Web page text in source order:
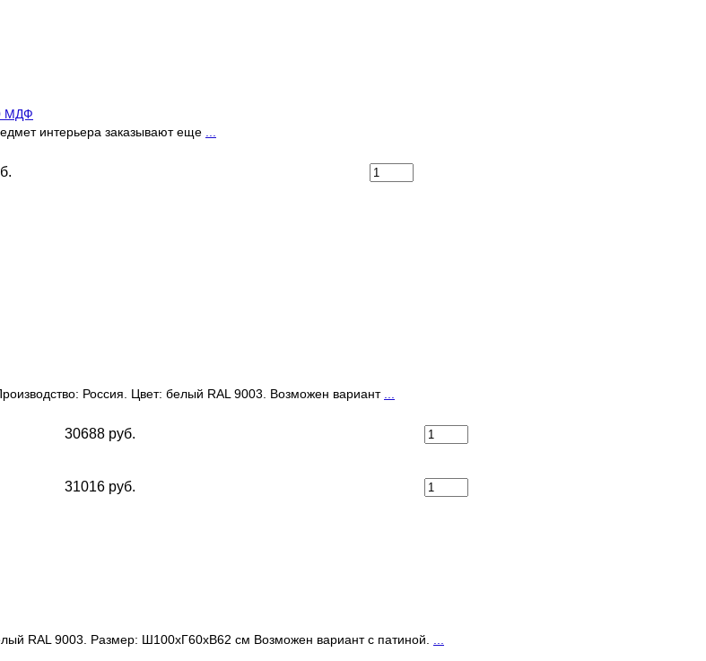
МДФ
интерьера заказывают еще ...
Россия. Цвет: белый RAL 9003. Возможен вариант
30688 руб.
31016 руб.
RAL 9003. Размер: Ш100хГ60хВ62 см Возможен вариант с патиной.